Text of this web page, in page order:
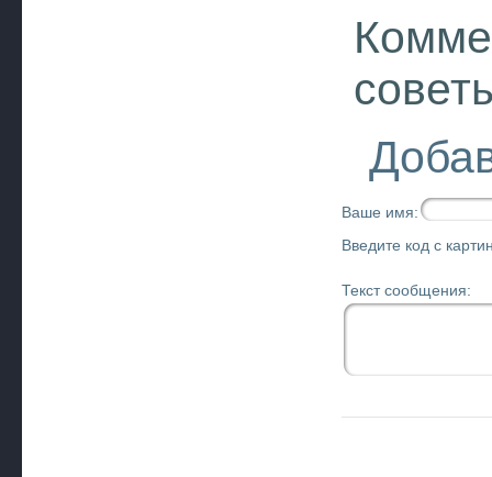
Ваше имя:
Введите код с
Текст сообщения: